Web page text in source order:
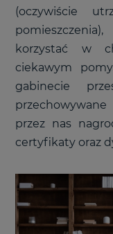
(oczywiście
korzystać w
ciekawym
gabinecie
przez nas
certyfikaty oraz